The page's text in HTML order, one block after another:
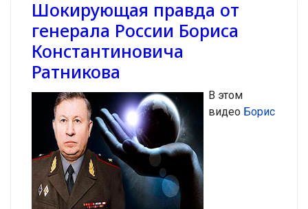
Шокирующая правда от
генерала России Бориса
Константиновича
Ратникова
В этом
видео Борис